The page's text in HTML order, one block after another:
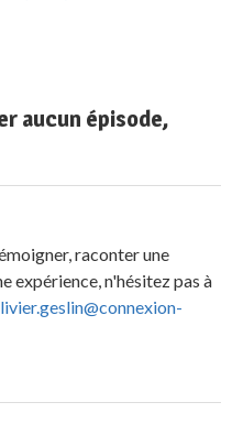
aucun épisode,
raconter une
expérience, n'hésitez pas à